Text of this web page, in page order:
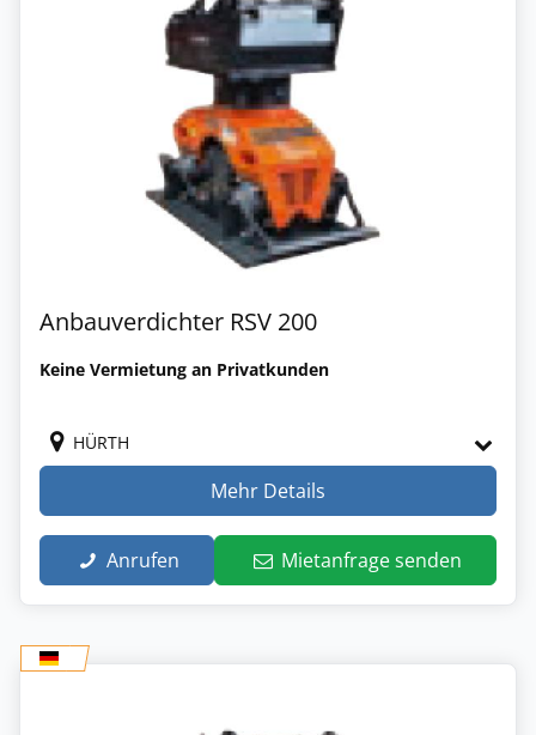
Anbauverdichter RSV 200
Keine Vermietung an Privatkunden
HÜRTH
Mehr Details
Anrufen Mietanfrage senden